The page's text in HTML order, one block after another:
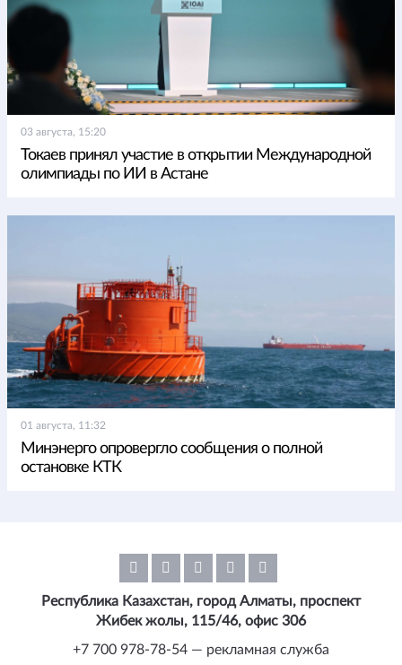
03 августа, 15:20
Токаев принял участие в открытии Международной
олимпиады по ИИ в Астане
01 августа, 11:32
Минэнерго опровергло сообщения о полной
остановке КТК
Республика Казахстан, город Алматы, проспект
Жибек жолы, 115/46, офис 306
+7 700 978-78-54 — рекламная служба